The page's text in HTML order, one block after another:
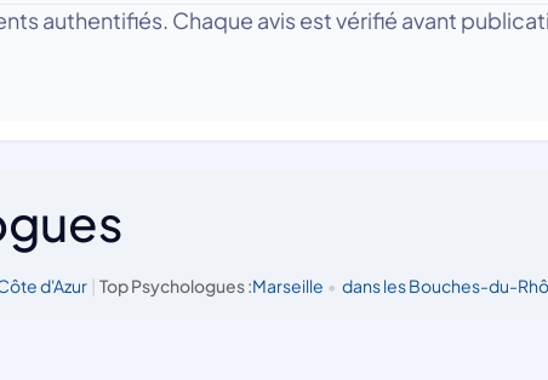
authentifiés. Chaque avis est vérifié avant
d'Azur | Top Psychologues :Marseille • dans les Bouches-du-